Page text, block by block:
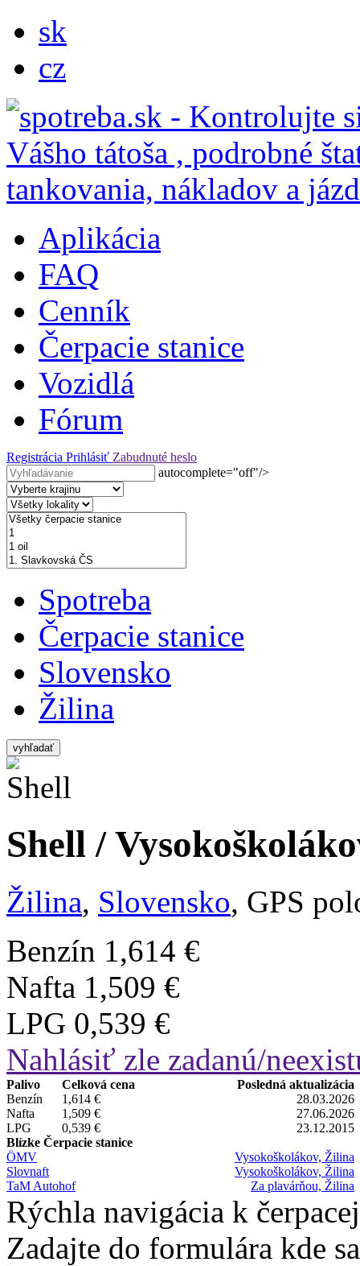
sk
cz
Aplikácia
FAQ
Cenník
Čerpacie stanice
Vozidlá
Fórum
Registrácia Prihlásiť Zabudnuté heslo
autocomplete="off"/>
Spotreba
Čerpacie stanice
Slovensko
Žilina
vyhľadať
Shell /
Žilina, Slovensko, GPS
Benzín 1,614 €
Nafta 1,509 €
LPG 0,539 €
Nahlásiť zle zadanú/
Palivo Celková cena
Posledná aktualizácia
Benzín
1,614 €
28.03.2026
Nafta
1,509 €
27.06.2026
LPG
0,539 €
23.12.2015
Blízke Čerpacie stanice
ÖMV
Vysokoškolákov, Žilina
Slovnaft
Vysokoškolákov, Žilina
TaM Autohof
Za plavárňou, Žilina
Rýchla navigácia k
Zadajte do formulára kde